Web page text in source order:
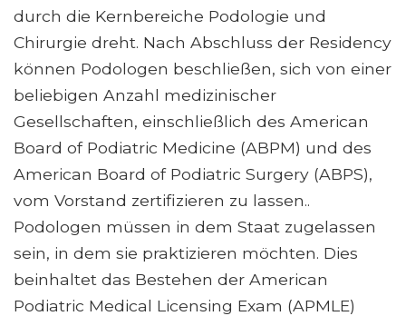
durch die Kernbereiche Podologie und
Chirurgie dreht. Nach Abschluss der Residency
können Podologen beschließen, sich von einer
beliebigen Anzahl medizinischer
Gesellschaften, einschließlich des American
Board of Podiatric Medicine (ABPM) und des
American Board of Podiatric Surgery (ABPS),
vom Vorstand zertifizieren zu lassen..
Podologen müssen in dem Staat zugelassen
sein, in dem sie praktizieren möchten. Dies
beinhaltet das Bestehen der American
Podiatric Medical Licensing Exam (APMLE)